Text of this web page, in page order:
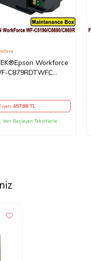
Workforce
C879RDTWFC
457,88 TL
Başlayan Taksitlerle